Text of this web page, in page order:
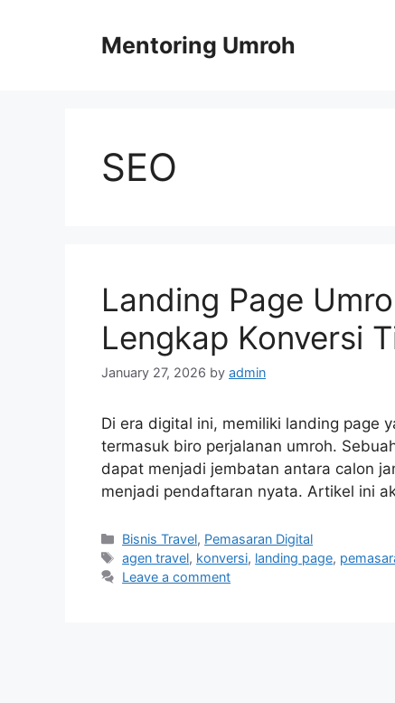
Mentoring Umroh
SEO
Landing Page
Lengkap Konversi
January 27, 2026 by admin
Di era digital ini, memiliki landing page
termasuk biro perjalanan umroh.
dapat menjadi jembatan antara calon
menjadi pendaftaran nyata. Artikel ini
Categories
Bisnis Travel, Pemasaran Digital
Tags
agen travel, konversi, landing page,
Leave a comment